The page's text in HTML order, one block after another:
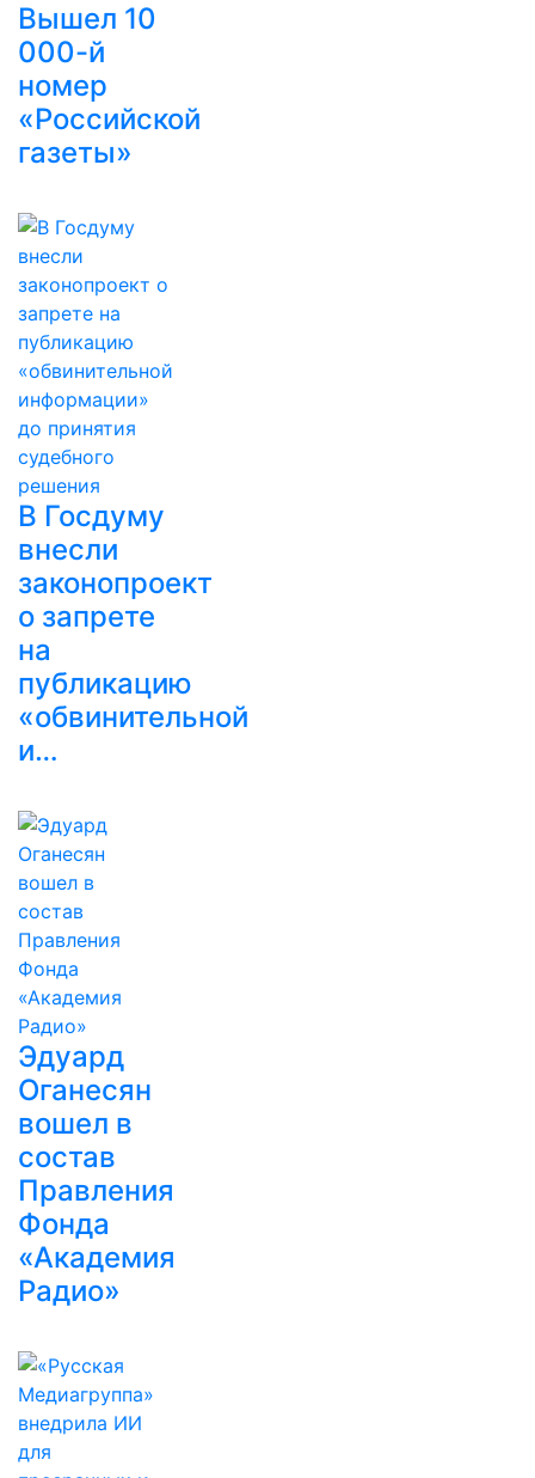
Вышел 10
000-й
номер
«Российской
газеты»
В Госдуму
внесли
законопроект
о запрете
на
публикацию
«обвинительной
и…
Эдуард
Оганесян
вошел в
состав
Правления
Фонда
«Академия
Радио»